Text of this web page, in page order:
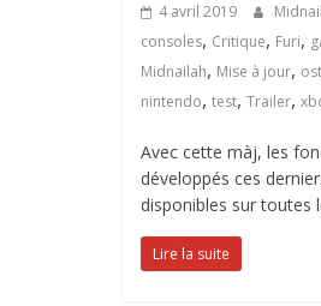
4 avril 2019
consoles, Critique, Furi,
Midnailah, Mise à jour, ost
nintendo, test, Trailer,
Avec cette màj, les
développés ces
disponibles sur toutes
Lire la suite